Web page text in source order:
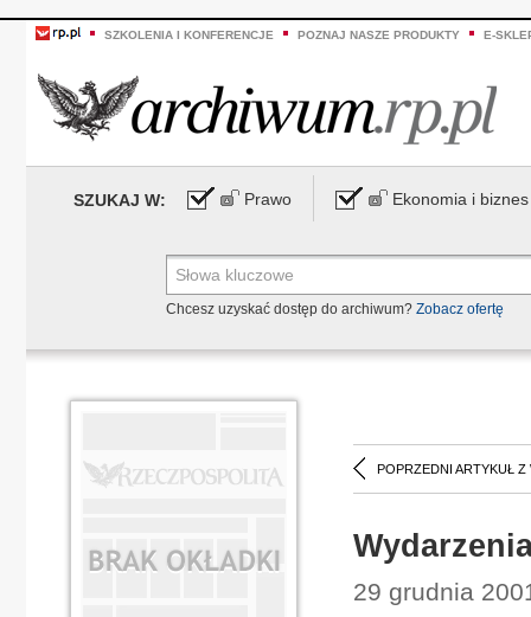
SZKOLENIA I KONFERENCJE POZNAJ NASZE PRODUKTY E-
SZUKAJ W: Prawo Ekonomia i biznes
Chcesz uzyskać dostęp do archiwum? Zobacz ofertę
POPRZEDNI ARTYKUŁ Z
29 grudnia